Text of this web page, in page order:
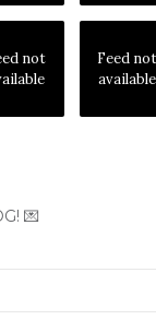
not
Feed not
available
💌